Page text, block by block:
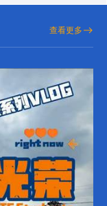
查看更多